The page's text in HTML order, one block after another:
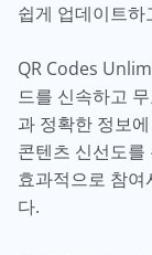
쉽게 업데이트
QR Codes
드를 신속하고
과 정확한 정보
콘텐츠 신선도
효과적으로 참
다.